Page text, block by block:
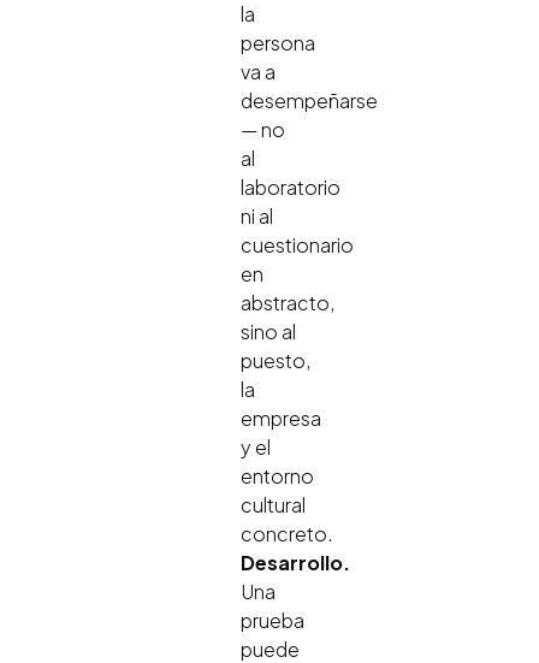
la
persona
va a
desempeñarse
— no
al
laboratorio
ni al
cuestionario
en
abstracto,
sino al
puesto,
la
empresa
y el
entorno
cultural
concreto.
Desarrollo.
Una
prueba
puede